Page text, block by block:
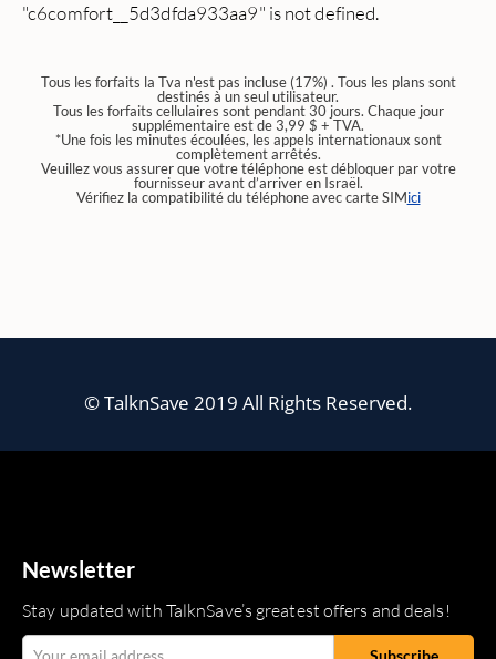
"c6comfort__5d3dfda933aa9" is not defined.
Tous les forfaits la Tva n'est pas incluse (17%) . Tous les plans sont
destinés à un seul utilisateur.
Tous les forfaits cellulaires sont pendant 30 jours. Chaque jour
supplémentaire est de 3,99 $ + TVA.
*Une fois les minutes écoulées, les appels internationaux sont
complètement arrêtés.
Veuillez vous assurer que votre téléphone est débloquer par votre
fournisseur avant d’arriver en Israël.
Vérifiez la compatibilité du téléphone avec carte SIMici
© TalknSave 2019 All Rights Reserved.
Newsletter
Stay updated with TalknSave’s greatest offers and deals!